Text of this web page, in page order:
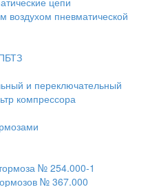
воздухом пневматической
и переключательный
компрессора
№ 254.000-1
№ 367.000